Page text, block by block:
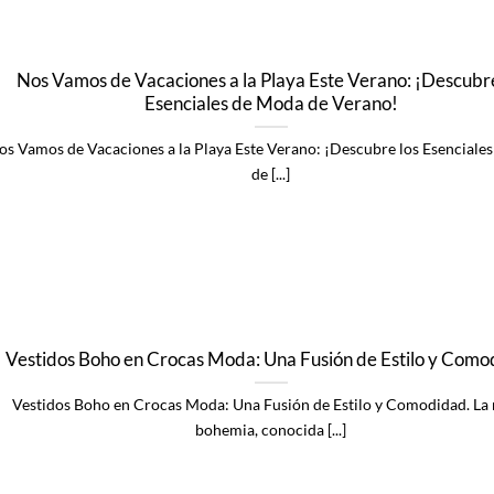
Nos Vamos de Vacaciones a la Playa Este Verano:
Esenciales de Moda de Verano!
Vamos de Vacaciones a la Playa Este Verano: ¡Descubre los
de [...]
Vestidos Boho en Crocas Moda: Una Fusión de Estilo y
Vestidos Boho en Crocas Moda: Una Fusión de Estilo y Comodidad. La
bohemia, conocida [...]